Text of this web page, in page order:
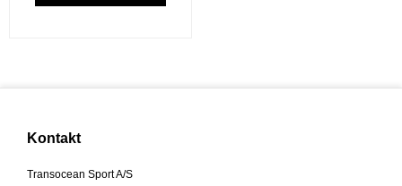
Kontakt
Transocean Sport A/S